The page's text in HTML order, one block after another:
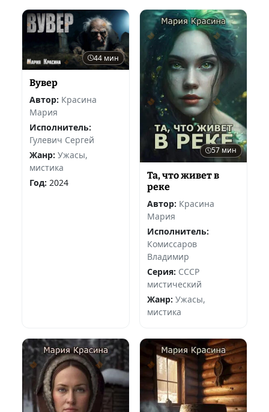
44 мин
Вувер
Автор: Красина
Мария
Исполнитель:
Гулевич Сергей
Жанр: Ужасы,
мистика
Год: 2024
57 мин
Та, что живет в
реке
Автор: Красина
Мария
Исполнитель:
Комиссаров
Владимир
Серия: СССР
мистический
Жанр: Ужасы,
мистика